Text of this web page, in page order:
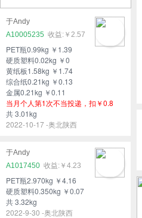
于Andy
A10005235
￥2.57
PET瓶0.99kg ￥1.39
硬质塑料0.02kg ￥0
黄纸板1.58kg ￥1.74
综合纸0.21kg ￥0.13
金属0.21kg ￥0.11
当月个人第1次不当投递，扣￥0.8
共 3.01kg
2022-10-17 -奥北陕西
于Andy
A1017450
￥4.23
PET瓶2.970kg ￥4.16
硬质塑料0.350kg ￥0.07
共 3.32kg
2022-9-30 -奥北陕西